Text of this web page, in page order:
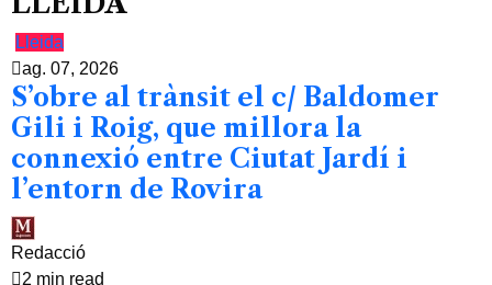
Lleida
ag. 07, 2026
S’obre al trànsit el c/ Baldomer
Gili i Roig, que millora la
connexió entre Ciutat Jardí i
l’entorn de Rovira
Redacció
2 min read